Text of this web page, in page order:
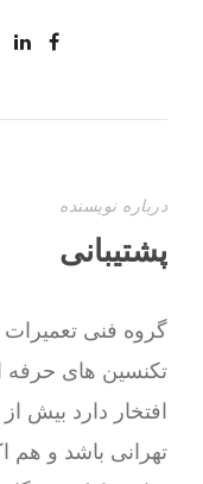
درباره نویسنده
پشتیبانی
گروه فنی تعمیرات
تکنسین های حرفه
تهرانی باشد و هم